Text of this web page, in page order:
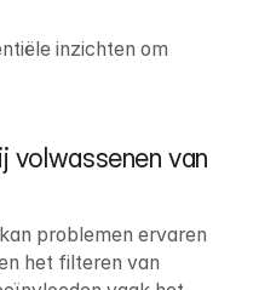
volwassenen van
problemen ervaren
het filteren van
inzichten om